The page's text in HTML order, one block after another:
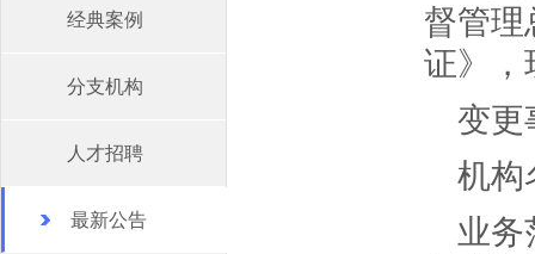
经典案例
分支机构
人才招聘
最新公告
督管理
证》，
变更
机构
业务